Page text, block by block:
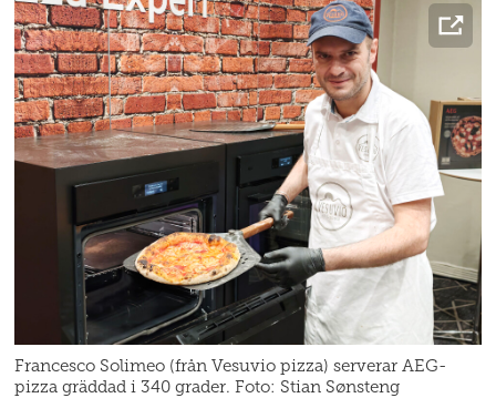
Francesco Solimeo (från Vesuvio pizza) serverar AEG-
pizza gräddad i 340 grader. Foto: Stian Sønsteng